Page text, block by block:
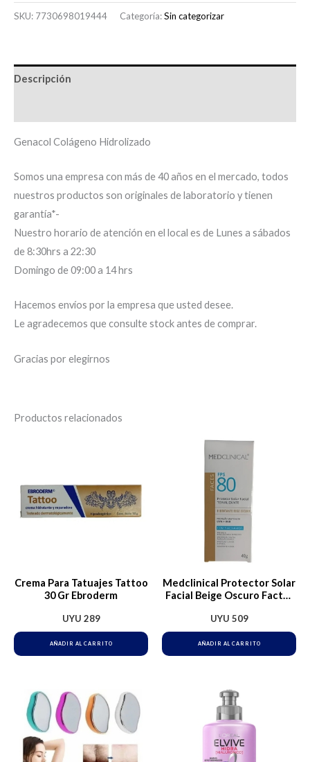
SKU: 7730698019444 Categoría:Sin categorizar
Descripción
Genacol Colágeno Hidrolizado
Somos una empresa con más de 40 años en el mercado, todos
nuestros productos son originales de laboratorio y tienen
garantía*-
Nuestro horario de atención en el local es de Lunes a sábados
de 8:30hrs a 22:30
Domingo de 09:00 a 14 hrs
Hacemos envíos por la empresa que usted desee.
Le agradecemos que consulte stock antes de comprar.
Gracias por elegirnos
Productos relacionados
Crema Para Tatuajes Tattoo
30 Gr Ebroderm
UYU 289
AÑADIR AL CARRITO
Medclinical Protector Solar
Facial Beige Oscuro Factor
UYU 509
AÑADIR AL CARRITO